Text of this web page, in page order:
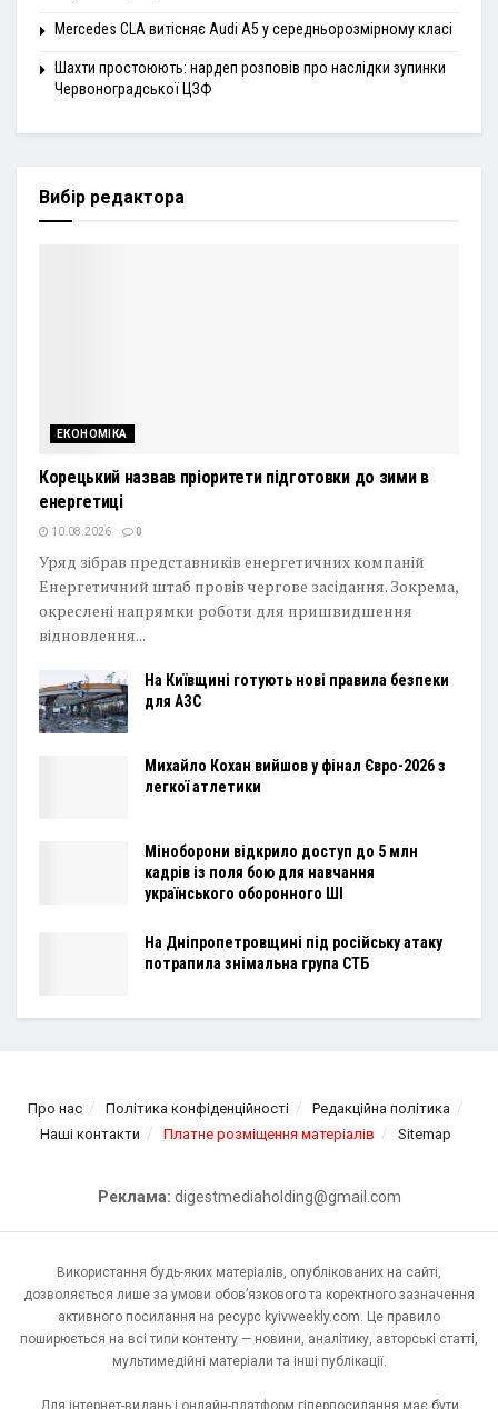
Mercedes CLA витісняє Audi A5 у середньорозмірному класі
Шахти простоюють: нардеп розповів про наслідки зупинки
Червоноградської ЦЗФ
Вибір редактора
ЕКОНОМІКА
Корецький назвав пріоритети підготовки до зими в
енергетиці
10.08.2026 0
Уряд зібрав представників енергетичних компаній
Енергетичний штаб провів чергове засідання. Зокрема,
окреслені напрямки роботи для пришвидшення
відновлення...
На Київщині готують нові правила безпеки
для АЗС
Михайло Кохан вийшов у фінал Євро-2026 з
легкої атлетики
Міноборони відкрило доступ до 5 млн
кадрів із поля бою для навчання
українського оборонного ШІ
На Дніпропетровщині під російську атаку
потрапила знімальна група СТБ
Про нас Політика конфіденційності
Редакційна політика
Наші контакти
Платне розміщення матеріалів Sitemap
Реклама: digestmediaholding@gmail.com
Використання будь-яких матеріалів, опублікованих на сайті,
дозволяється лише за умови обов’язкового та коректного зазначення
активного посилання на ресурс kyivweekly.com. Це правило
поширюється на всі типи контенту — новини, аналітику, авторські статті,
мультимедійні матеріали та інші публікації.